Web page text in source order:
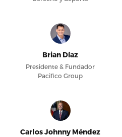
Brian Díaz
Presidente & Fundador
Pacifico Group
Carlos Johnny Méndez